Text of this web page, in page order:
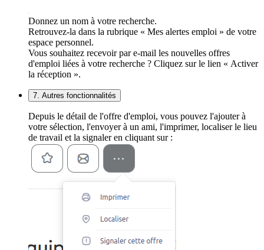
Donnez un nom à votre recherche.
Retrouvez-la dans la rubrique « Mes alertes emploi » de votre
espace personnel.
Vous souhaitez recevoir par e-mail les nouvelles offres
d'emploi liées à votre recherche ? Cliquez sur le lien « Activer
la réception ».
7. Autres fonctionnalités
Depuis le détail de l'offre d'emploi, vous pouvez l'ajouter à
votre sélection, l'envoyer à un ami, l'imprimer, localiser le lieu
de travail et la signaler en cliquant sur :